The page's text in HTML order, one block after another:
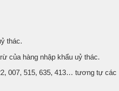
thác.
của hàng nhập khẩu uỷ thác.
007, 515, 635, 413… tương tự các